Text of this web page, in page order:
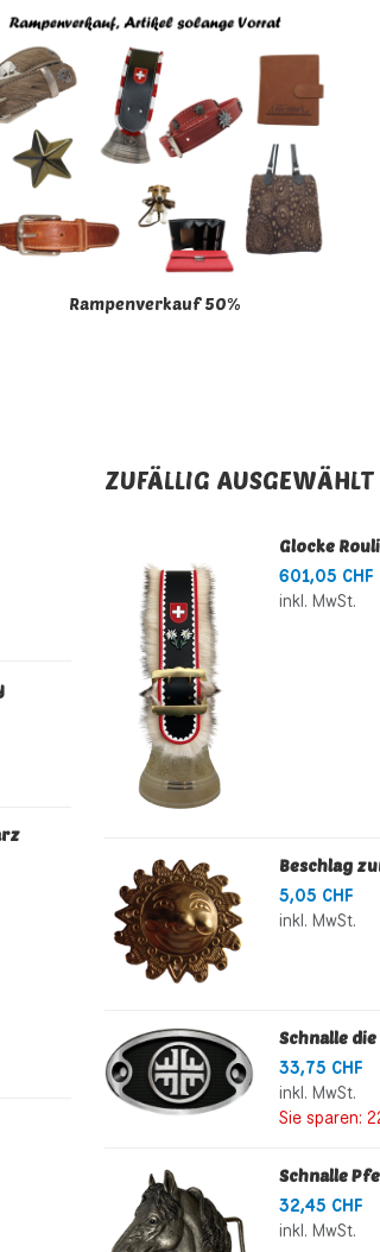
Rampenverkauf 50%
ZUFÄLLIG AUSGEWÄHLT
Glocke
601,05 CHF
inkl. MwSt.
Beschlag
5,05 CHF
inkl. MwSt.
Schnalle die
33,75 CHF
inkl. MwSt.
Sie sparen:
Schnalle
32,45 CHF
inkl. MwSt.